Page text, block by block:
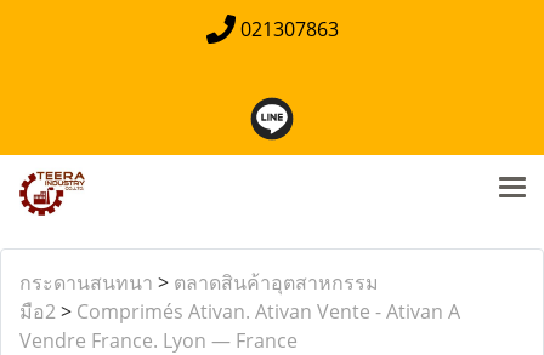
021307863
กระดานสนทนา > ตลาดสินค้าอุตสาหกรรม
มือ2> Comprimés Ativan. Ativan Vente - Ativan A
Vendre France. Lyon — France